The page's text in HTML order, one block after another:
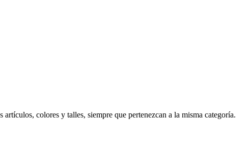
colores y talles, siempre que pertenezcan a la misma categoría.